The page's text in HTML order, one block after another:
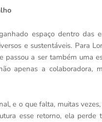
espaço dentro das
e sustentáveis. Para
a ser também uma
apenas a colaboradora,
e o que falta, muitas
esse retorno, ela perde